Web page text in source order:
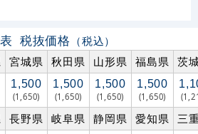
税抜価格 （税込）
宮城県 秋田県 山形県 福島県 茨
1,500
(1,650)
1,500
(1,650)
1,500
(1,650)
1,500
(1,650)
長野県 岐阜県 静岡県 愛知県 三